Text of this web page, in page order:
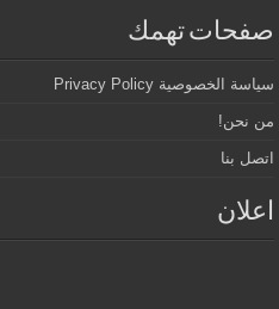
صفحات تهمك
سياسة الخصوصية Privacy Policy
من نحن!
اتصل بنا
اعلان